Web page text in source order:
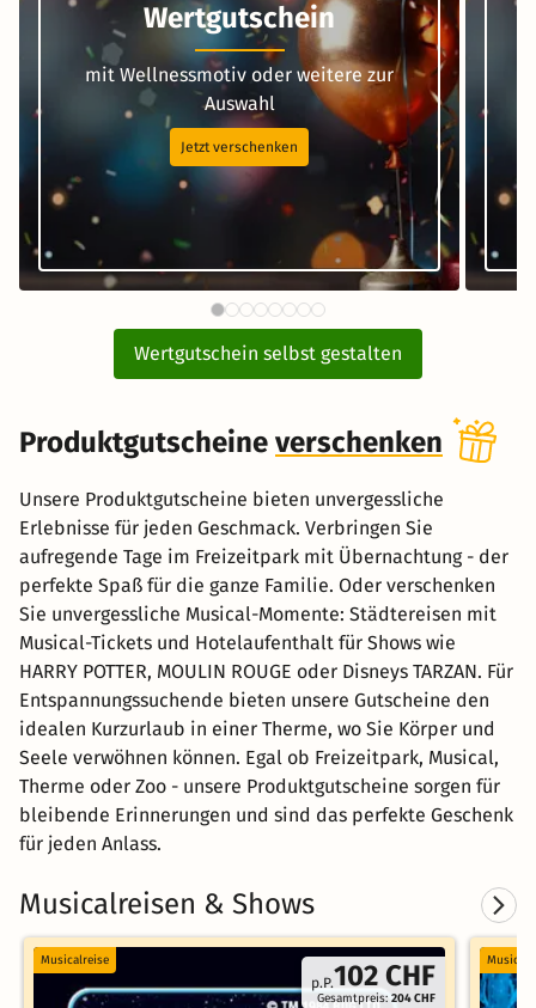
Wertgutschein
mit Wellnessmotiv oder weitere zur
Auswahl
Jetzt verschenken
Wertgutschein selbst gestalten
Produktgutscheine verschenken
Unsere Produktgutscheine bieten unvergessliche
Erlebnisse für jeden Geschmack. Verbringen Sie
aufregende Tage im Freizeitpark mit Übernachtung - der
perfekte Spaß für die ganze Familie. Oder verschenken
Sie unvergessliche Musical-Momente: Städtereisen mit
Musical-Tickets und Hotelaufenthalt für Shows wie
HARRY POTTER, MOULIN ROUGE oder Disneys TARZAN. Für
Entspannungssuchende bieten unsere Gutscheine den
idealen Kurzurlaub in einer Therme, wo Sie Körper und
Seele verwöhnen können. Egal ob Freizeitpark, Musical,
Therme oder Zoo - unsere Produktgutscheine sorgen für
bleibende Erinnerungen und sind das perfekte Geschenk
für jeden Anlass.
Musicalreisen & Shows
Musicalreise
p.P.102 CHF
Gesamtpreis: 204 CHF